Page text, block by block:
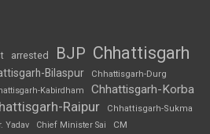
arrested BJP Chhattisgarh
Bilaspur Chhattisgarh-Durg
Kabirdham Chhattisgarh-Korba
Raipur
Chhattisgarh-Sukma
Yadav Chief Minister Sai CM